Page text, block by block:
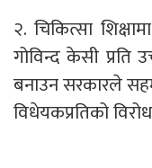
२. चिकित्सा
गोविन्द केसी प्रति
बनाउन सरकारले
विधेयकप्रतिको